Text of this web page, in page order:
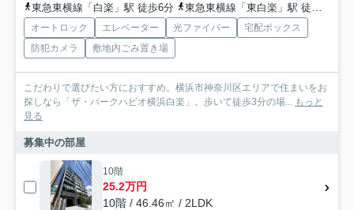
東急東横線「白楽」駅 徒歩6分
東急東横線「東白楽」駅 徒歩8分
オートロック エレベーター 光ファイバー
宅配ボックス
防犯カメラ
敷地内ごみ置き場
こだわりで選びたい方におすすめ。横浜市神奈川区エリアで住まいをお
探しなら「ザ・パークハビオ横浜白楽」。歩いて徒歩3分の場...
もっと
見る
募集中の部屋
10階
25.2万円
10階 / 46.46㎡ / 2LDK